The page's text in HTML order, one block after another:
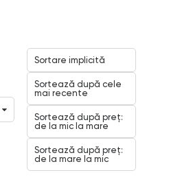
Sortare implicită
Sortează după cele
mai recente
Sortează după preț:
de la mic la mare
Sortează după preț:
de la mare la mic